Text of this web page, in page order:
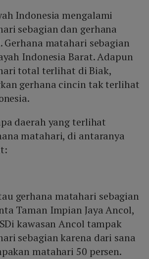
Indonesia mengalami
sebagian dan gerhana
matahari sebagian
Indonesia Barat. Adapun
total terlihat di Biak,
gerhana cincin tak terlihat
daerah yang terlihat
matahari, di antaranya
gerhana matahari sebagian
Taman Impian Jaya Ancol,
kawasan Ancol tampak
sebagian karena dari sana
matahari 50 persen.